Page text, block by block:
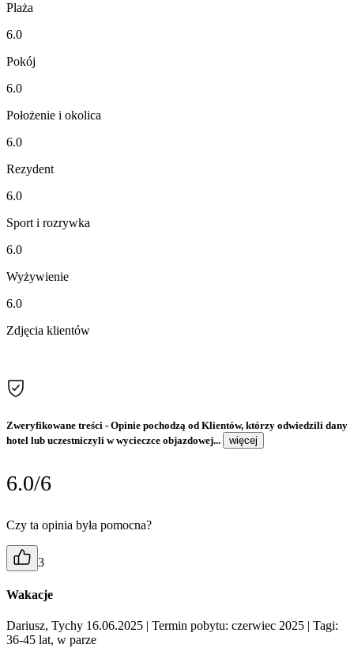
Plaża
6.0
Pokój
6.0
Położenie i okolica
6.0
Rezydent
6.0
Sport i rozrywka
6.0
Wyżywienie
6.0
Zdjęcia klientów
Zweryfikowane treści - Opinie pochodzą od Klientów, którzy odwiedzili dany
hotel lub uczestniczyli w wycieczce objazdowej...
więcej
6.0/6
Czy ta opinia była pomocna?
3
Wakacje
Dariusz, Tychy 16.06.2025 | Termin pobytu: czerwiec 2025 | Tagi:
36-45 lat, w parze